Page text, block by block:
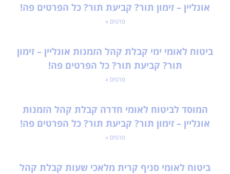
אונליין – זימון תור? קביעת תור? כל הפרטים פה!
פרטים »
ביטוח לאומי ימי קבלת קהל הזמנות אונליין – זימון
תור? קביעת תור? כל הפרטים פה!
פרטים »
המוסד לביטוח לאומי חדרה קבלת קהל הזמנות
אונליין – זימון תור? קביעת תור? כל הפרטים פה!
פרטים »
ביטוח לאומי סניף קרית מלאכי שעות קבלת קהל